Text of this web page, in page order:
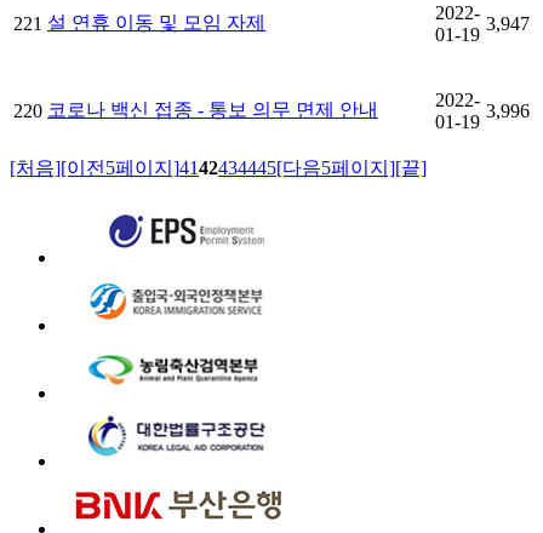
221 설 연휴 이동 및 모임 자제
2022-
01-19
3,947
220 코로나 백신 접종 - 통보 의무 면제 안내
2022-
01-19
3,996
[처음][이전5페이지]4142434445[다음5페이지][끝]